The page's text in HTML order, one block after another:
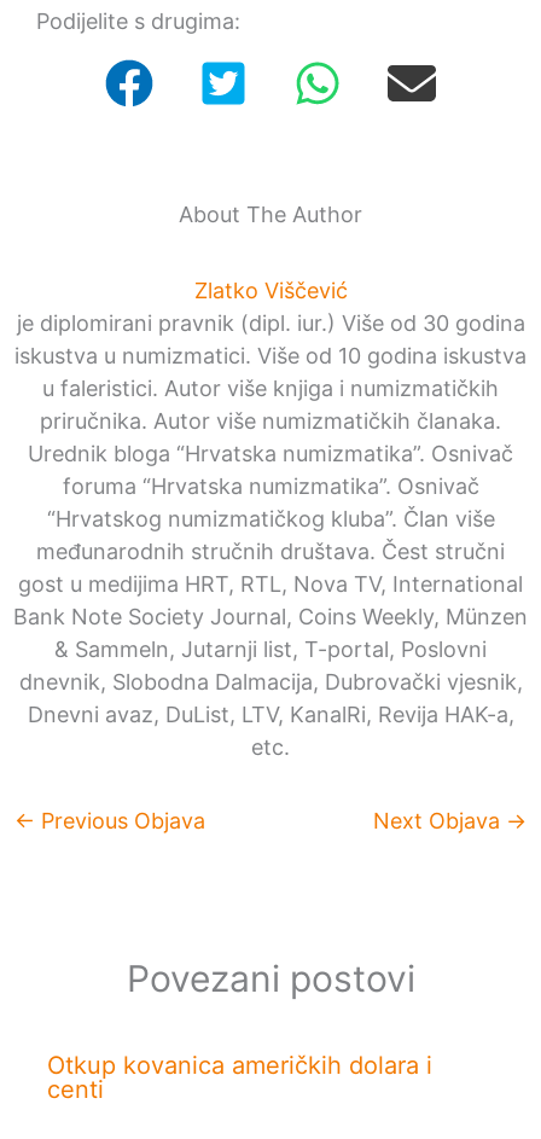
Podijelite s drugima:
About The Author
Zlatko Viščević
je diplomirani pravnik (dipl. iur.) Više od 30 godina
iskustva u numizmatici. Više od 10 godina iskustva
u faleristici. Autor više knjiga i numizmatičkih
priručnika. Autor više numizmatičkih članaka.
Urednik bloga “Hrvatska numizmatika”. Osnivač
foruma “Hrvatska numizmatika”. Osnivač
“Hrvatskog numizmatičkog kluba”. Član više
međunarodnih stručnih društava. Čest stručni
gost u medijima HRT, RTL, Nova TV, International
Bank Note Society Journal, Coins Weekly, Münzen
& Sammeln, Jutarnji list, T-portal, Poslovni
dnevnik, Slobodna Dalmacija, Dubrovački vjesnik,
Dnevni avaz, DuList, LTV, KanalRi, Revija HAK-a,
etc.
← Previous Objava Next Objava →
Povezani postovi
Otkup kovanica američkih dolara i
centi